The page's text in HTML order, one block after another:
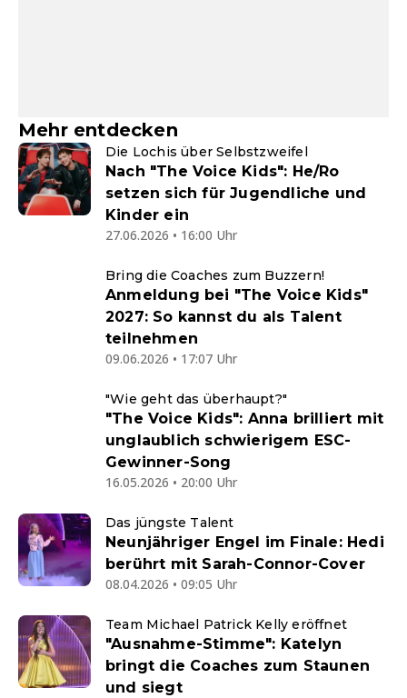
Mehr entdecken
Die Lochis über Selbstzweifel
Nach "The Voice Kids": He/Ro
setzen sich für Jugendliche und
Kinder ein
27.06.2026 • 16:00 Uhr
Bring die Coaches zum Buzzern!
Anmeldung bei "The Voice Kids"
2027: So kannst du als Talent
teilnehmen
09.06.2026 • 17:07 Uhr
"Wie geht das überhaupt?"
"The Voice Kids": Anna brilliert mit
unglaublich schwierigem ESC-
Gewinner-Song
16.05.2026 • 20:00 Uhr
Das jüngste Talent
Neunjähriger Engel im Finale: Hedi
berührt mit Sarah-Connor-Cover
08.04.2026 • 09:05 Uhr
Team Michael Patrick Kelly eröffnet
"Ausnahme-Stimme": Katelyn
bringt die Coaches zum Staunen
und siegt